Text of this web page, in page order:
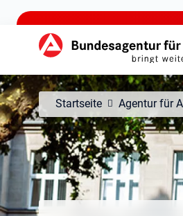
zu den Hauptinhalten springen
Hauptnavigation
Startseite Agentur für